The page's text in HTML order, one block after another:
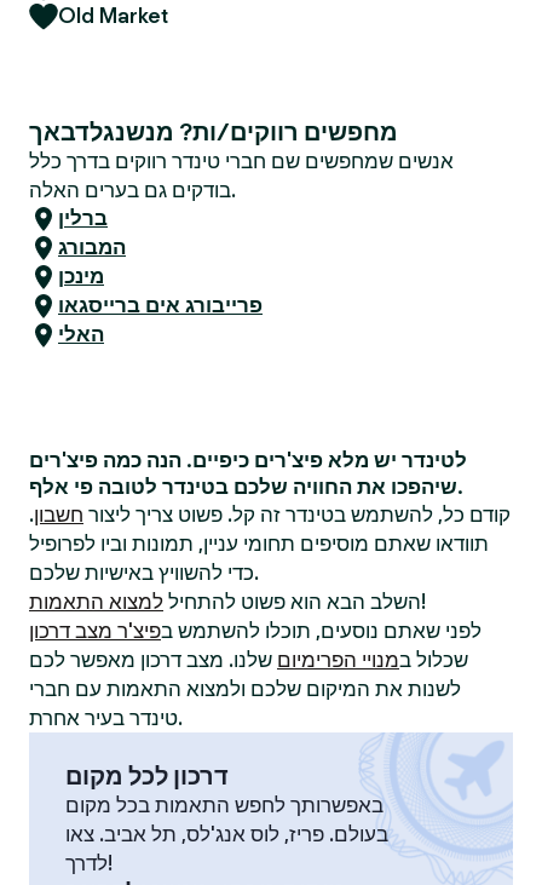
Old Market
מחפשים רווקים/ות? מנשנגלדבאך
אנשים שמחפשים שם חברי טינדר רווקים בדרך כלל
בודקים גם בערים האלה.
ברלין
המבורג
מינכן
פרייבורג אים ברייסגאו
האלי
לטינדר יש מלא פיצ'רים כיפיים. הנה כמה פיצ'רים
שיהפכו את החוויה שלכם בטינדר לטובה פי אלף.
קודם כל, להשתמש בטינדר זה קל. פשוט צריך ליצור חשבון.
תוודאו שאתם מוסיפים תחומי עניין, תמונות וביו לפרופיל
כדי להשוויץ באישיות שלכם.
השלב הבא הוא פשוט להתחיל למצוא התאמות
!
לפני שאתם נוסעים, תוכלו להשתמש בפיצ'ר מצב דרכון
שכלול במנויי הפרימיום שלנו. מצב דרכון מאפשר לכם
לשנות את המיקום שלכם ולמצוא התאמות עם חברי
טינדר בעיר אחרת.
דרכון לכל מקום
באפשרותך לחפש התאמות בכל מקום
בעולם. פריז, לוס אנג'לס, תל אביב. צאו
לדרך!